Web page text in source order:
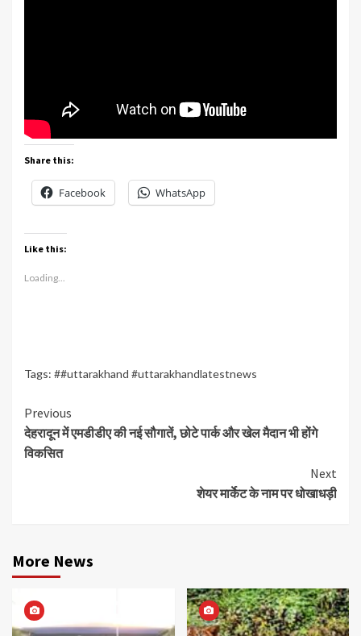
Share this:
Facebook WhatsApp
Like this:
Loading...
Tags: ##uttarakhand #uttarakhandlatestnews
Continue
Reading
Previous
देहरादून में एमडीडीए की नई सौगातें, छोटे पार्क और खेल मैदान भी होंगे
विकसित
Next
शेयर मार्केट के नाम पर धोखाधड़ी
More News